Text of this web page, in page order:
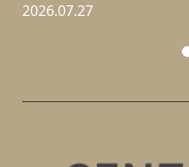
2026.07.27